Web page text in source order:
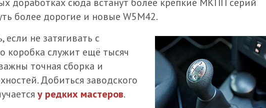
более дорогие и новые W5M42.
не затягивать с
коробка служит ещё тысяч
точная сборка и
Добиться заводского
у редких мастеров.